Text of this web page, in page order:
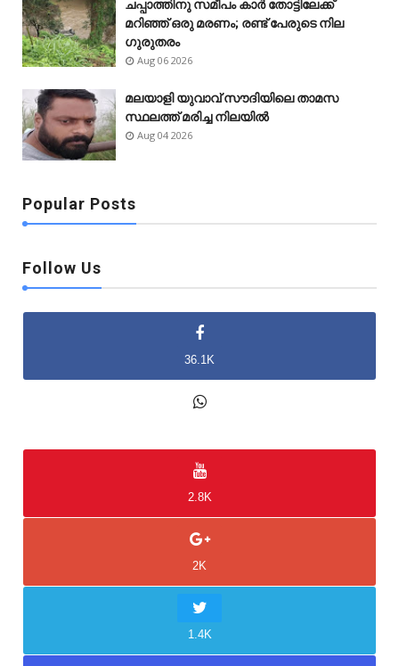
ചപ്പാത്തിനു സമീപം കാർ തോട്ടിലേക്ക്
മറിഞ്ഞ് ഒരു മരണം; രണ്ട് പേരുടെ നില
ഗുരുതരം
Aug 06 2026
മലയാളി യുവാവ് സൗദിയിലെ താമസ
സ്ഥലത്ത് മരിച്ച നിലയിൽ
Aug 04 2026
Popular Posts
Follow Us
36.1K
2.8K
2K
1.4K